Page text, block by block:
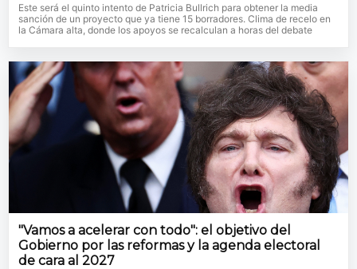
Este será el quinto intento de Patricia Bullrich para obtener la media
sanción de un proyecto que ya tiene 15 borradores. Clima de recelo en
la Cámara alta, donde los apoyos se recalculan a horas del debate
"Vamos a acelerar con todo": el objetivo del
Gobierno por las reformas y la agenda electoral
de cara al 2027